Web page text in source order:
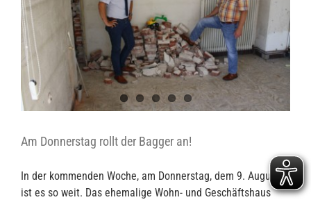
Am Donnerstag rollt der Bagger an!
In der kommenden Woche, am Donnerstag, dem 9. August,
ist es so weit. Das ehemalige Wohn- und Geschäftshaus